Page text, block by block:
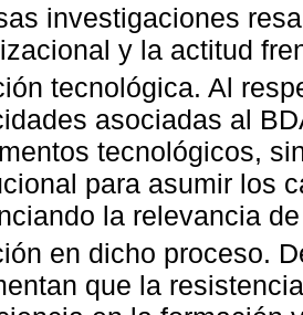
investigaciones
y la actitud
tecnológica. Al
asociadas al
tecnológicos,
para asumir los
la relevancia
en dicho proceso.
que la